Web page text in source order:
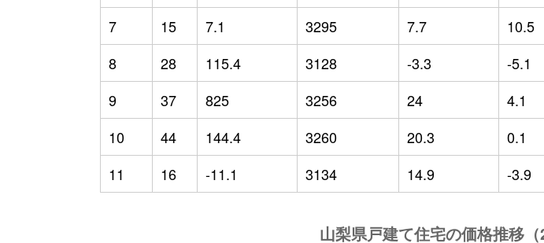
7
15 7.1 3295 7.7 10.5
8
28 115.4 3128 -3.3 -5.1
9
37 825 3256 24 4.1
10
44 144.4 3260 20.3 0.1
11
16 -11.1 3134 14.9 -3.9